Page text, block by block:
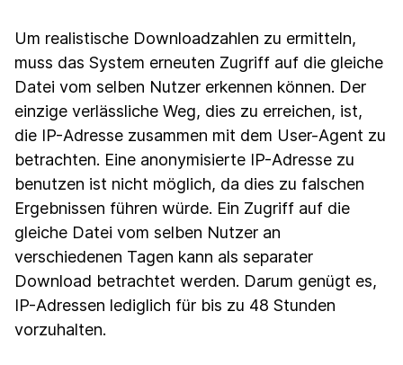
Um realistische Downloadzahlen zu ermitteln,
muss das System erneuten Zugriff auf die gleiche
Datei vom selben Nutzer erkennen können. Der
einzige verlässliche Weg, dies zu erreichen, ist,
die IP-Adresse zusammen mit dem User-Agent zu
betrachten. Eine anonymisierte IP-Adresse zu
benutzen ist nicht möglich, da dies zu falschen
Ergebnissen führen würde. Ein Zugriff auf die
gleiche Datei vom selben Nutzer an
verschiedenen Tagen kann als separater
Download betrachtet werden. Darum genügt es,
IP-Adressen lediglich für bis zu 48 Stunden
vorzuhalten.